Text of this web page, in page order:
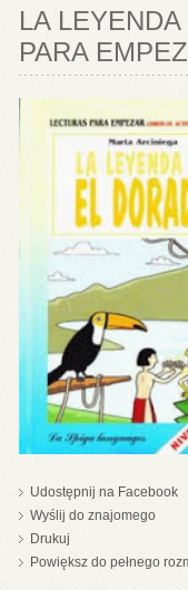
LA
PARA
Udostępnij na Facebook
Wyślij do znajomego
Drukuj
Powiększ do pełnego